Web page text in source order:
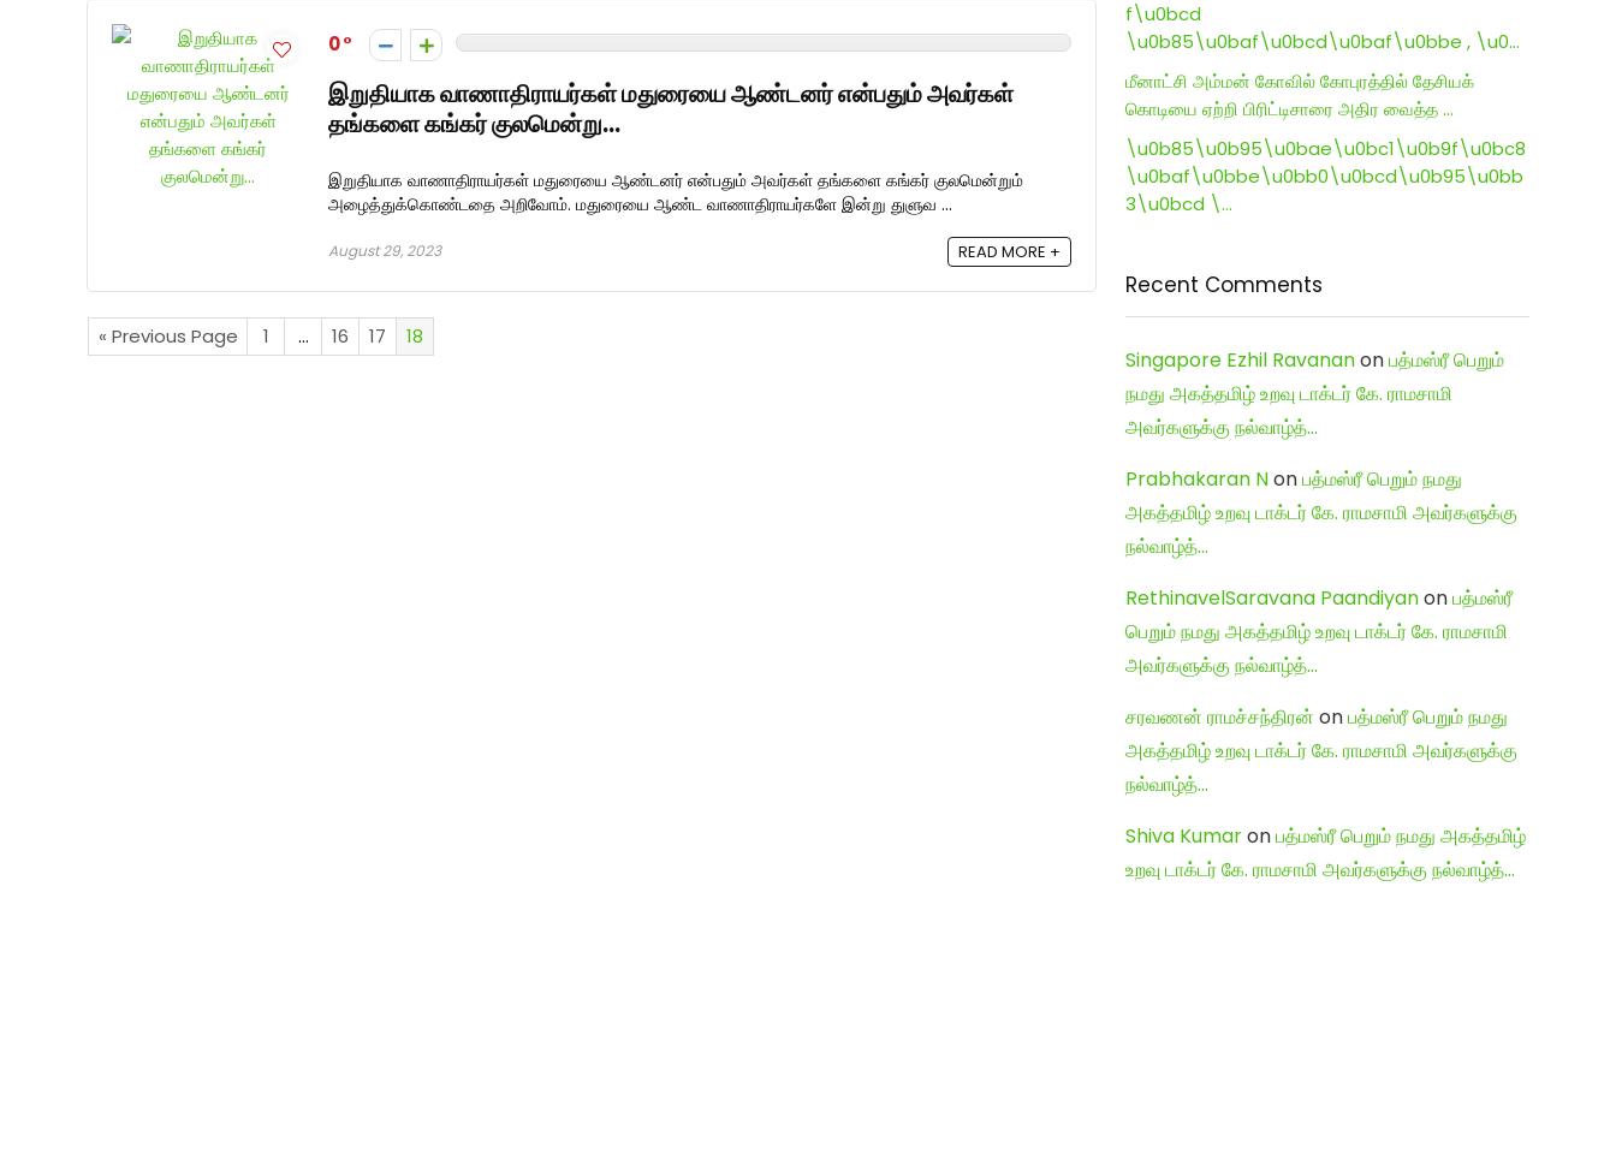
0
இறுதியாக வாணாதிராயர்கள் மதுரையை ஆண்டனர் என்பதும் அவர்கள்
தங்களை கங்கர் குலமென்று…
இறுதியாக வாணாதிராயர்கள் மதுரையை ஆண்டனர் என்பதும் அவர்கள் தங்களை கங்கர் குலமென்றும்
அழைத்துக்கொண்டதை அறிவோம். மதுரையை ஆண்ட வாணாதிராயர்களே இன்று துளுவ ...
August 29, 2023 READ MORE +
« Previous Page 1 … 16 17 18
f\u0bcd
\u0b85\u0baf\u0bcd\u0baf\u0bbe , \u0…
மீனாட்சி அம்மன் கோவில் கோபுரத்தில் தேசியக்
கொடியை ஏற்றி பிரிட்டிசாரை அதிர வைத்த …
\u0b85\u0b95\u0bae\u0bc1\u0b9f\u0bc8
\u0baf\u0bbe\u0bb0\u0bcd\u0b95\u0bb
3\u0bcd \…
Recent Comments
Singapore Ezhil Ravananonபத்மஸ்ரீ பெறும்
நமது அகத்தமிழ் உறவு டாக்டர் கே. ராமசாமி
அவர்களுக்கு நல்வாழ்த்…
Prabhakaran Nonபத்மஸ்ரீ பெறும் நமது
அகத்தமிழ் உறவு டாக்டர் கே. ராமசாமி அவர்களுக்கு
நல்வாழ்த்…
RethinavelSaravana Paandiyanonபத்மஸ்ரீ
பெறும் நமது அகத்தமிழ் உறவு டாக்டர் கே. ராமசாமி
அவர்களுக்கு நல்வாழ்த்…
சரவணன் ராமச்சந்திரன் onபத்மஸ்ரீ பெறும் நமது
அகத்தமிழ் உறவு டாக்டர் கே. ராமசாமி அவர்களுக்கு
நல்வாழ்த்…
Shiva Kumaronபத்மஸ்ரீ பெறும் நமது அகத்தமிழ்
உறவு டாக்டர் கே. ராமசாமி அவர்களுக்கு நல்வாழ்த்…